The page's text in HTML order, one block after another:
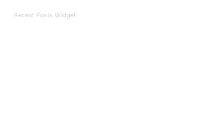
Recent Posts Widget